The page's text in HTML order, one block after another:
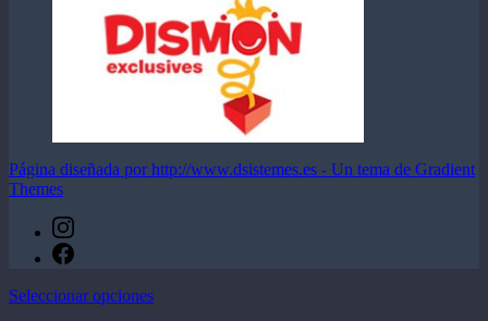
Página diseñada por http://www.dsistemes.es - Un tema de Gradient
Themes
Seleccionar opcionesEste